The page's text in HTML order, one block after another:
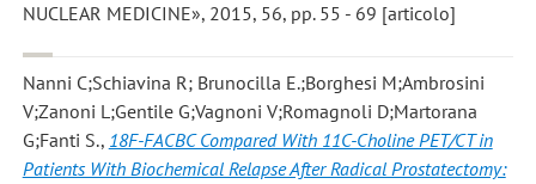
NUCLEAR MEDICINE», 2015, 56, pp. 55 - 69 [articolo]
Nanni C;Schiavina R; Brunocilla E.;Borghesi M;Ambrosini
V;Zanoni L;Gentile G;Vagnoni V;Romagnoli D;Martorana
G;Fanti S., 18F-FACBC Compared With 11C-Choline PET/CT in
Patients With Biochemical Relapse After Radical Prostatectomy: